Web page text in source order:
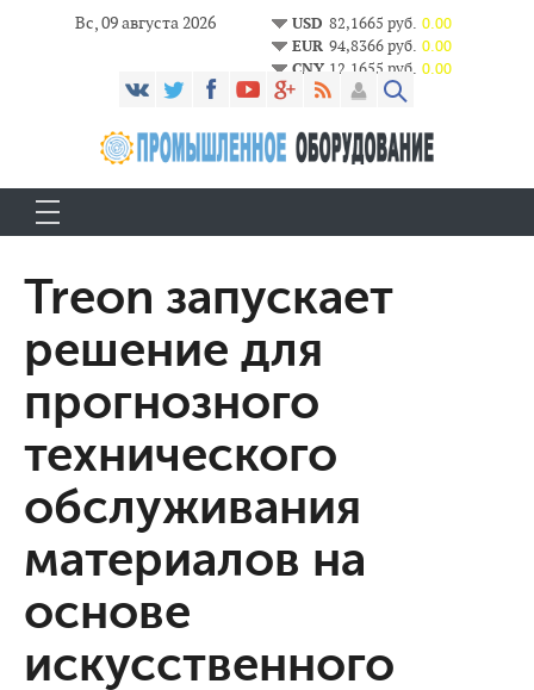
Вс, 09 августа 2026 USD 82,1665 руб. 0.00
EUR 94,8366 руб. 0.00
CNY 12,1655 руб. 0.00
Treon запускает
решение для
прогнозного
технического
обслуживания
материалов на
основе
искусственного